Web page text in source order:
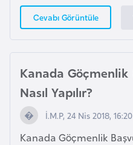
Cevabı Görüntüle
Kanada Göçmenlik
Nasıl Yapılır?
İ.M.P, 24 Nis 2018, 16:20
Kanada Göçmenlik
r
C
b
u
t
i